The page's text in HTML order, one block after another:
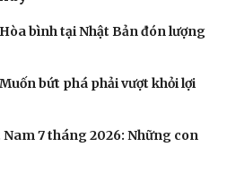
bình tại Nhật Bản đón lượng
bứt phá phải vượt khỏi lợi
Nam 7 tháng 2026: Những con